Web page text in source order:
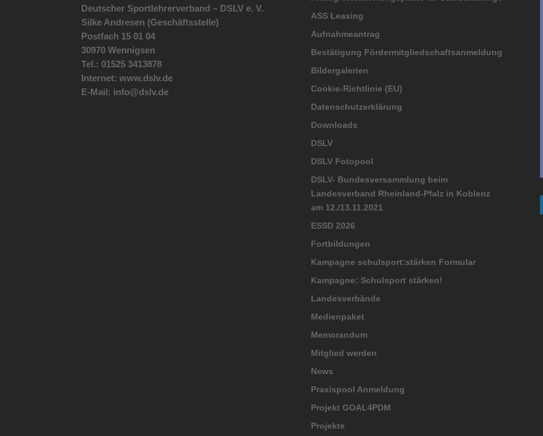
Deutscher Sportlehrerverband – DSLV e. V.
Silke Andresen (Geschäftsstelle)
Postfach 15 01 04
30970 Wennigsen
Tel.: 01525 3413878
Internet: www.dslv.de
E-Mail: info@dslv.de
ASS Leasing
Aufnahmeantrag
Bestätigung Fördermitgliedschaftsanmeldung
Bildergalerien
Cookie-Richtlinie (EU)
Datenschutzerklärung
Downloads
DSLV
DSLV Fotopool
DSLV- Bundesversammlung beim
Landesverband Rheinland-Pfalz in Koblenz
am 12./13.11.2021
ESSD 2026
Fortbildungen
Kampagne schulsport:stärken Formular
Kampagne: Schulsport stärken!
Landesverbände
Medienpaket
Memorandum
Mitglied werden
News
Praxispool Anmeldung
Projekt GOAL4PDM
Projekte